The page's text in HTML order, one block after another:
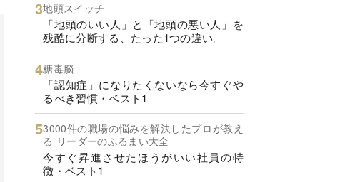
地頭スイッチ
「地頭のいい人」と「地頭の悪い人」を
残酷に分断する、たった1つの違い。
糖毒脳
「認知症」になりたくないなら今すぐや
るべき習慣・ベスト1
3000件の職場の悩みを解決したプロが教え
る リーダーのふるまい大全
今すぐ昇進させたほうがいい社員の特
徴・ベスト1